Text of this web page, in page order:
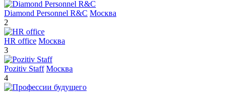
Diamond Personnel R&C Москва
2
HR office Москва
3
Pozitiv Staff Москва
4